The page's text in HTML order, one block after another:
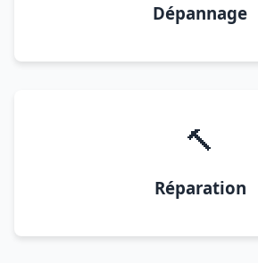
Dépannage
🔨
Réparation